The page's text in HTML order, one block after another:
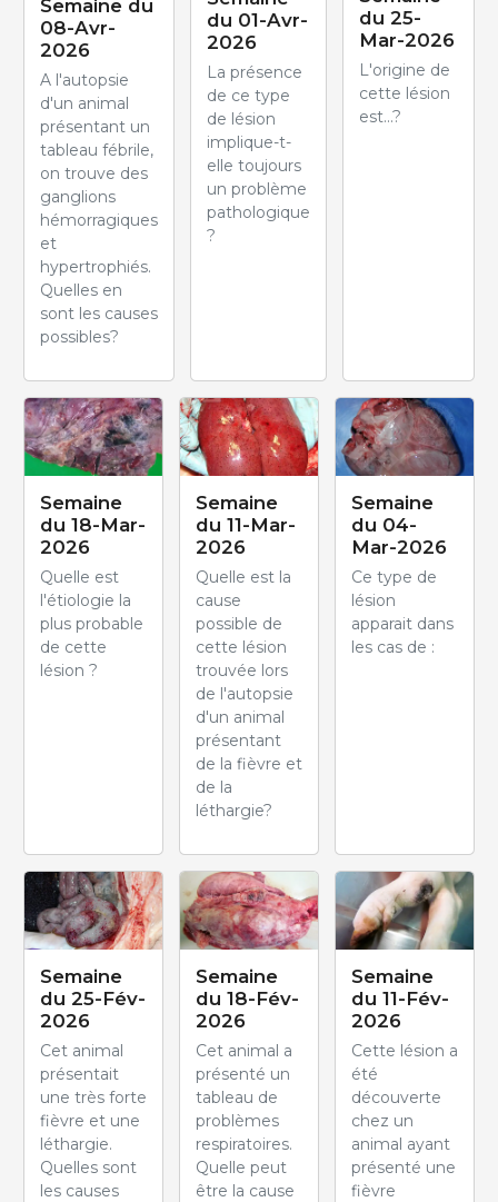
Semaine du
08-Avr-
2026
A l'autopsie
d'un animal
présentant un
tableau fébrile,
on trouve des
ganglions
hémorragiques
et
hypertrophiés.
Quelles en
sont les causes
possibles?
du 01-Avr-
2026
La présence
de ce type
de lésion
implique-t-
elle toujours
un problème
pathologique
?
du 25-
Mar-2026
L'origine de
cette lésion
est...?
Semaine
du 18-Mar-
2026
Quelle est
l'étiologie la
plus probable
de cette
lésion ?
Semaine
du 11-Mar-
2026
Quelle est la
cause
possible de
cette lésion
trouvée lors
de l'autopsie
d'un animal
présentant
de la fièvre et
de la
léthargie?
Semaine
du 04-
Mar-2026
Ce type de
lésion
apparait dans
les cas de :
Semaine
du 25-Fév-
2026
Cet animal
présentait
une très forte
fièvre et une
léthargie.
Quelles sont
les causes
Semaine
du 18-Fév-
2026
Cet animal a
présenté un
tableau de
problèmes
respiratoires.
Quelle peut
être la cause
Semaine
du 11-Fév-
2026
Cette lésion a
été
découverte
chez un
animal ayant
présenté une
fièvre